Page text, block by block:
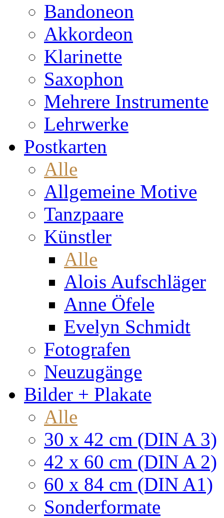
Bandoneon
Akkordeon
Klarinette
Saxophon
Mehrere Instrumente
Lehrwerke
Postkarten
Alle
Allgemeine Motive
Tanzpaare
Künstler
Alle
Alois Aufschläger
Anne Öfele
Evelyn Schmidt
Fotografen
Neuzugänge
Bilder + Plakate
Alle
30 x 42 cm (DIN A 3)
42 x 60 cm (DIN A 2)
60 x 84 cm (DIN A1)
Sonderformate